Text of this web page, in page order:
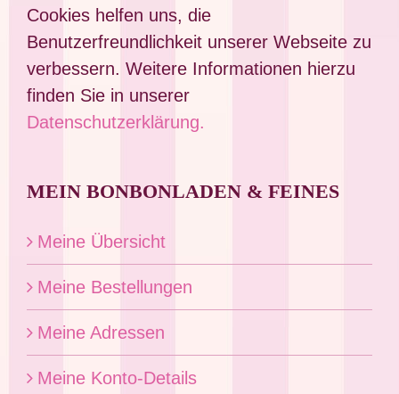
Cookies helfen uns, die
Benutzerfreundlichkeit unserer Webseite zu
verbessern. Weitere Informationen hierzu
finden Sie in unserer
Datenschutzerklärung.
MEIN BONBONLADEN & FEINES
Meine Übersicht
Meine Bestellungen
Meine Adressen
Meine Konto-Details